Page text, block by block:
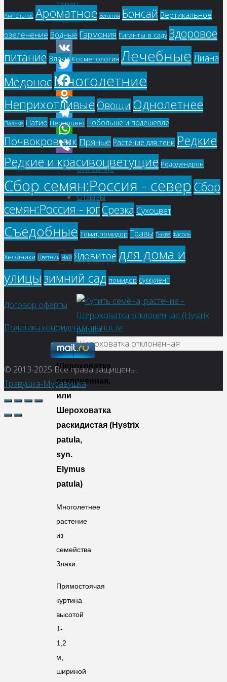
север,
Срезка,
Травы
VK
Twitter
Facebook
Odnoklassniki
Telegram
WhatsApp
Viber
Описание
Детали
Отзывы
(0)
Описание
Шероховатка отклоненная
Шероховатка
отклоненная,
или
Шероховатка
раскидистая (Hystrix
patula,
syn.
Elymus
patula)
Многолетнее
растение
из
семейства
Злаки.
Прямостоячая
куртина
высотой
1-
1,2
м,
шириной
Ампельное Ароматное Бегония Бонсай Вертикальное
озеленение Водные Гармония Гиганты в саду Здоровое
питание Злаки Косметология Лечебные Лиана
МедоносМноголетние
Неприхотливые Овощи Однолетнее
Пальма Патио Первоцвет Побольше и подешевле
Почвокровник Пряные Растение для тени Редкие
Редкие и красивоцветущие Рододендрон
Сбор семян:Россия - северСбор
семян:Россия - югСрезка Сухоцвет
Съедобные Томат,помидор Травы Тыква Фасоль
Хвойники Цветник Чай Ядовитое для дома и
улицызимний сад помидор суккулент
Договор оферты
Политика конфиденциальности
© 2013-2025 Все права защищены.
Травушка-Муравушка